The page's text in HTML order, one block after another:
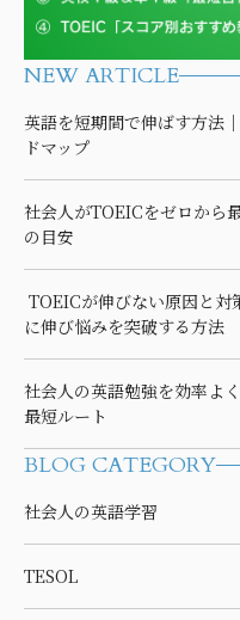
NEW ARTICLE
英語を短期間で伸ばす方法
ドマップ
社会人がTOEICをゼロから
の目安
TOEICが伸びない原因と対
に伸び悩みを突破する方法
社会人の英語勉強を効率よ
最短ルート
BLOG CATEGORY
社会人の英語学習
TESOL